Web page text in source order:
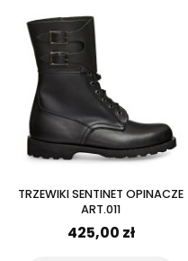
TRZEWIKI SENTINET OPINACZE
ART.011
425,00 zł